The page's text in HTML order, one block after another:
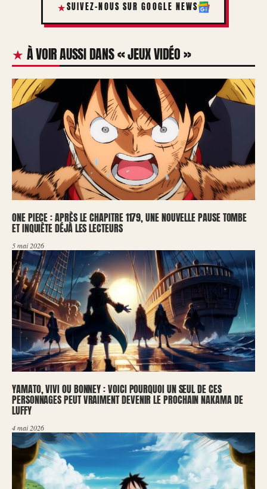
SUIVEZ-NOUS SUR GOOGLE NEWS
À VOIR AUSSI DANS « JEUX VIDÉO »
ONE PIECE : APRÈS LE CHAPITRE 1179, UNE NOUVELLE PAUSE TOMBE
ET INQUIÈTE DÉJÀ LES LECTEURS
5 mai 2026
YAMATO, VIVI OU BONNEY : VOICI POURQUOI UN SEUL DE CES
PERSONNAGES PEUT VRAIMENT DEVENIR LE PROCHAIN NAKAMA DE
LUFFY
4 mai 2026